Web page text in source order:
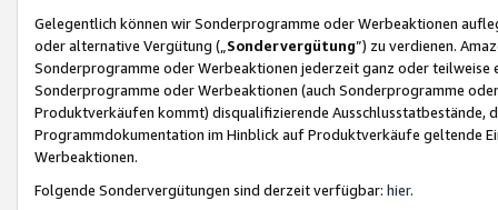
Gelegentlich können wir Sonderprogramme oder Werbeaktionen
oder alternative Vergütung („ Sondervergütung”) zu verdienen.
Sonderprogramme oder Werbeaktionen jederzeit ganz oder
Sonderprogramme oder Werbeaktionen (auch Sonderprogramme
Produktverkäufen kommt) disqualifizierende Ausschlusstatbestände,
Programmdokumentation im Hinblick auf Produktverkäufe geltende
Werbeaktionen.
Folgende Sondervergütungen sind derzeit verfügbar: hier.